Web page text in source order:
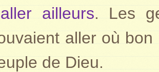
ailleurs. Les
aller où
de Dieu.